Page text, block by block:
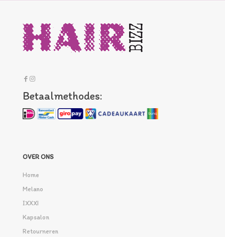
Betaalmethodes:
OVER ONS
Home
Melano
IXXXI
Kapsalon
Retourneren